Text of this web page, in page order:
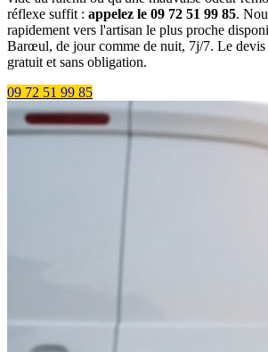
réflexe suffit : appelez le 09 72 51 99 85.
rapidement vers l'artisan le plus proche
Barœul, de jour comme de nuit, 7j/7. Le devis
gratuit et sans obligation.
09 72 51 99 85